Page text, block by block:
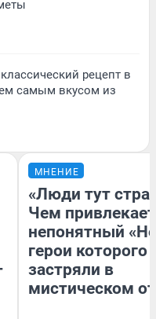
рецепт в
самым вкусом из
МНЕНИЕ
«Люди тут
Чем привлекает
непонятный
герои которого
застряли в
мистическом